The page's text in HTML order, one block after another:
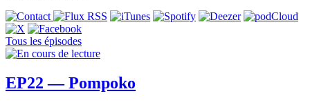
Tous les épisodes
EP22 — Pompoko